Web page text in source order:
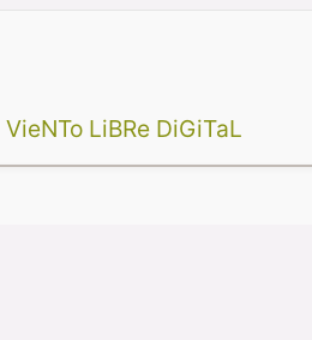
VieNTo LiBRe DiGiTaL